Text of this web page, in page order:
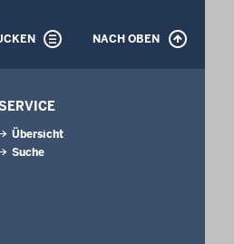
NACH OBEN
Übersicht
Suche